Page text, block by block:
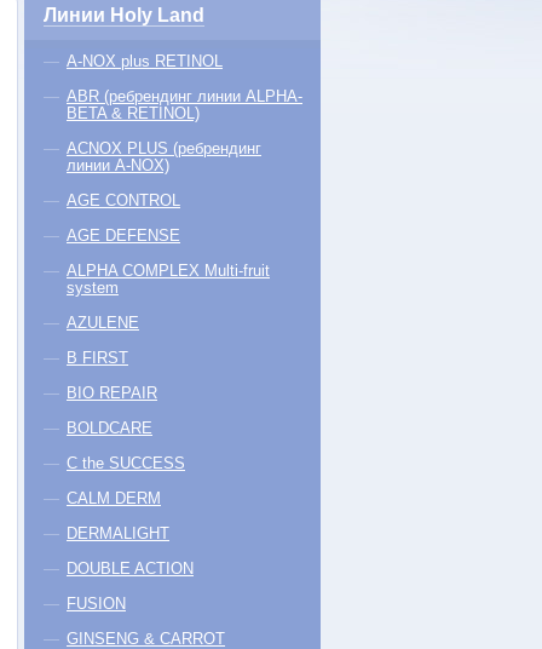
Линии Holy Land
A-NOX plus RETINOL
ABR (ребрендинг линии ALPHA-
BETA & RETINOL)
ACNOX PLUS (ребрендинг
линии A-NOX)
AGE CONTROL
AGE DEFENSE
ALPHA COMPLEX Multi-fruit
system
AZULENE
B FIRST
BIO REPAIR
BOLDCARE
C the SUCCESS
CALM DERM
DERMALIGHT
DOUBLE ACTION
FUSION
GINSENG & CARROT